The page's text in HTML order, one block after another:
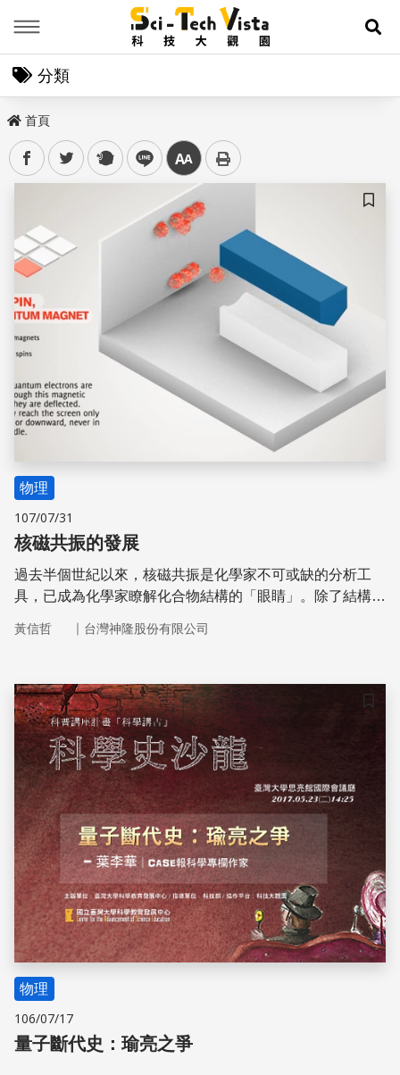
展
分類
首頁
facebooktwitter plurk line 中
儲存
物理
107/07/31
核磁共振的發展
過去半個世紀以來，核磁共振是化學家不可或缺的分析工
具，已成為化學家瞭解化合物結構的「眼睛」。除了結構鑑
動力學及分子間交互作用。在化學以外的領域，NMR與X射
於NMR原理的磁振造影，則是醫學診斷不可或缺的工具，
原本是與化學、生物學及醫學影像等都沒什麼關聯的量子物
理基礎研究。
黃信哲 ｜ 台灣神隆股份有限公司
儲存
物理
106/07/17
量子斷代史：瑜亮之爭